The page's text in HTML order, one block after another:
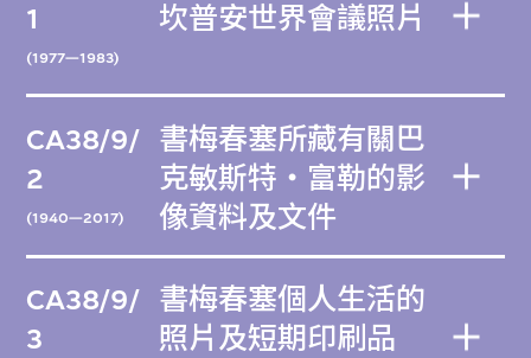
1
(1977—1983)
坎普安世界會議照片
CA38/9/
2
(1940—2017)
書梅春塞所藏有關巴
克敏斯特・富勒的影
像資料及文件
CA38/9/
3
書梅春塞個人生活的
照片及短期印刷品